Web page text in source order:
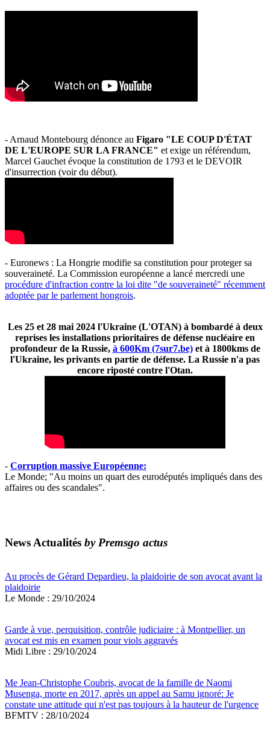
- Arnaud Montebourg dénonce au Figaro "LE COUP D'ÉTAT
DE L'EUROPE SUR LA FRANCE" et exige un référendum,
Marcel Gauchet évoque la constitution de 1793 et le DEVOIR
d'insurrection (voir du début).
- Euronews : La Hongrie modifie sa constitution pour proteger sa
souveraineté. La Commission européenne a lancé mercredi une
procédure d'infraction contre la loi dite "de souveraineté" récemment
adoptée par le parlement hongrois.
Les 25 et 28 mai 2024 l'Ukraine (L'OTAN) à bombardé à deux
reprises les installations prioritaires de défense nucléaire en
profondeur de la Russie, à 600Km (7sur7.be)et à 1800kms de
l'Ukraine, les privants en partie de défense. La Russie n'a pas
encore riposté contre l'Otan.
- Corruption massive Européenne:
Le Monde; "Au moins un quart des eurodéputés impliqués dans des
affaires ou des scandales".
News Actualités by Premsgo actus
Au procès de Gérard Depardieu, la plaidoirie de son avocat avant la
plaidoirie
Le Monde : 29/10/2024
Garde à vue, perquisition, contrôle judiciaire : à Montpellier, un
avocat est mis en examen pour viols aggravés
Midi Libre : 29/10/2024
Me Jean-Christophe Coubris, avocat de la famille de Naomi
Musenga, morte en 2017, après un appel au Samu ignoré: Je
constate une attitude qui n'est pas toujours à la hauteur de l'urgence
BFMTV : 28/10/2024